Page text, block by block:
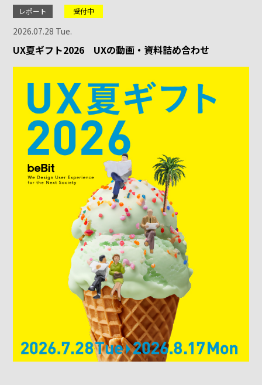
レポート 受付中
2026.07.28 Tue.
UX夏ギフト2026 UXの動画・資料詰め合わせ